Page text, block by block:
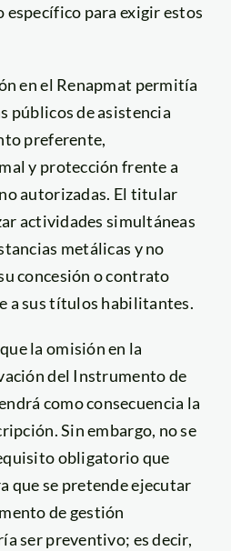
específico para exigir estos
en el Renapmat permitía
públicos de asistencia
preferente,
y protección frente a
autorizadas. El titular
actividades simultáneas
metálicas y no
concesión o contrato
a sus títulos habilitantes.
la omisión en la
del Instrumento de
como consecuencia la
Sin embargo, no se
obligatorio que
que se pretende ejecutar
de gestión
ser preventivo; es decir,